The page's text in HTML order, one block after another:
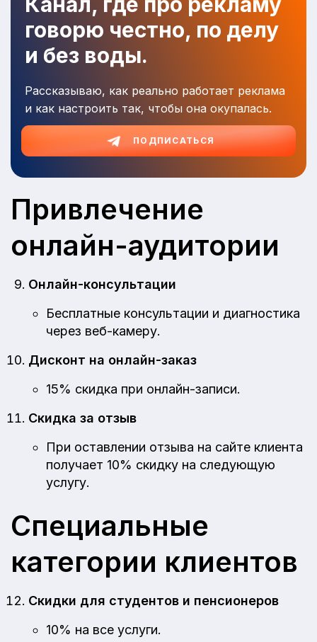
говорю честно, по делу
и без воды.
Рассказываю, как реально работает реклама
и как настроить так, чтобы она окупалась.
ПОДПИСАТЬСЯ
Привлечение
онлайн-аудитории
Онлайн-консультации
Бесплатные консультации и диагностика
через веб-камеру.
Дисконт на онлайн-заказ
15% скидка при онлайн-записи.
Скидка за отзыв
При оставлении отзыва на сайте клиента
получает 10% скидку на следующую
услугу.
Специальные
категории клиентов
Скидки для студентов и пенсионеров
10% на все услуги.